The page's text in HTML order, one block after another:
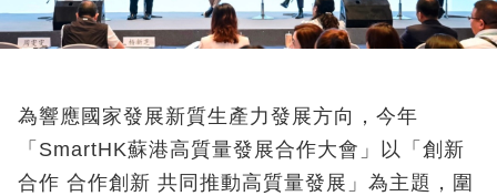
為響應國家發展新質生產力發展方向，今年
「SmartHK蘇港高質量發展合作大會」以「 創新
合作 合作創新 共同推動高質量發展」為主題，圍